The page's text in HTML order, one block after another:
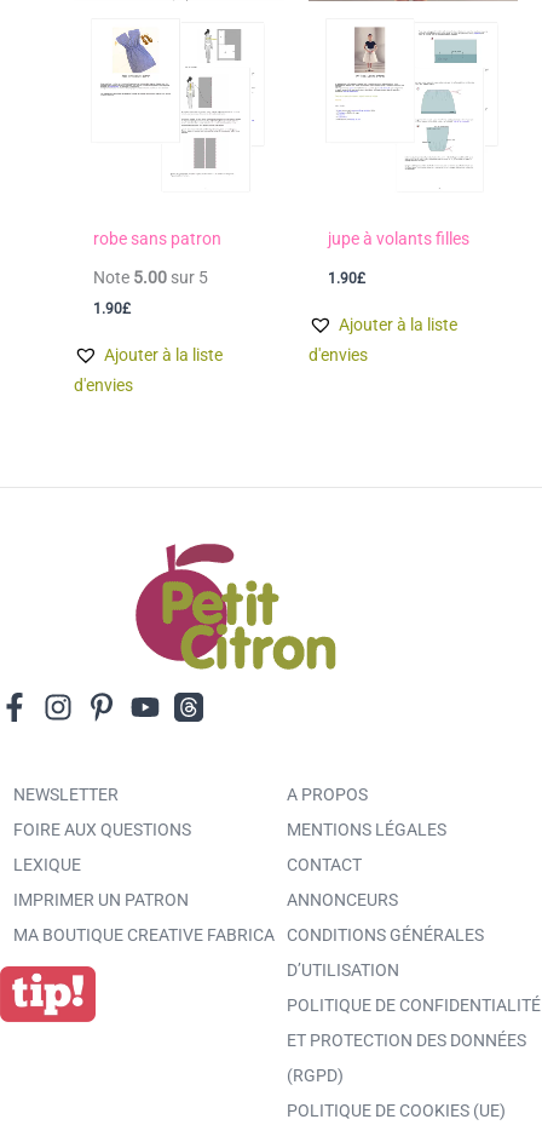
robe sans patron
Note 5.00 sur 5
1.90£
Ajouter à la liste
d'envies
jupe à volants filles
1.90£
Ajouter à la liste
d'envies
NEWSLETTER
FOIRE AUX QUESTIONS
LEXIQUE
IMPRIMER UN PATRON
MA BOUTIQUE CREATIVE FABRICA
A PROPOS
MENTIONS LÉGALES
CONTACT
ANNONCEURS
CONDITIONS GÉNÉRALES
D’UTILISATION
POLITIQUE DE CONFIDENTIALITÉ
ET PROTECTION DES DONNÉES
(RGPD)
POLITIQUE DE COOKIES (UE)